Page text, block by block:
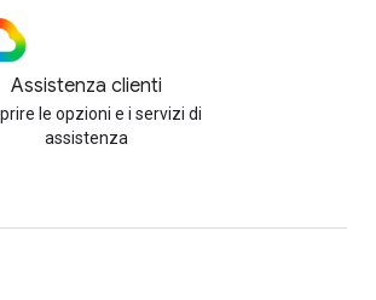
Assistenza clienti
le opzioni e i servizi di
assistenza